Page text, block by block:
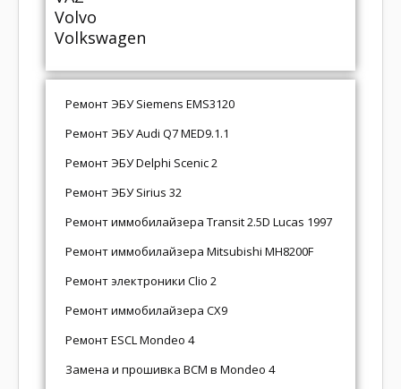
Volvo
Volkswagen
Ремонт ЭБУ Siemens EMS3120
Ремонт ЭБУ Audi Q7 MED9.1.1
Ремонт ЭБУ Delphi Scenic 2
Ремонт ЭБУ Sirius 32
Ремонт иммобилайзера Transit 2.5D Lucas 1997
Ремонт иммобилайзера Mitsubishi MH8200F
Ремонт электроники Clio 2
Ремонт иммобилайзера CX9
Ремонт ESCL Mondeo 4
Замена и прошивка BCM в Mondeo 4